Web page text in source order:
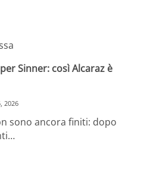
Sinner: così Alcaraz è
2026
sono ancora finiti: dopo